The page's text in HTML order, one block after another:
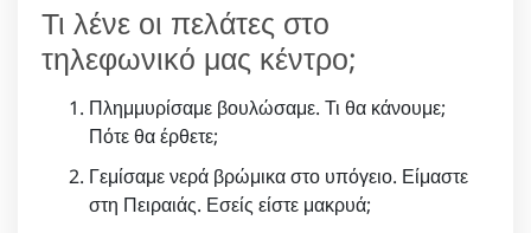
Τι λένε οι πελάτες στο
τηλεφωνικό μας κέντρο;
Πλημμυρίσαμε βουλώσαμε. Τι θα κάνουμε;
Πότε θα έρθετε;
Γεμίσαμε νερά βρώμικα στο υπόγειο. Είμαστε
στη Πειραιάς. Εσείς είστε μακρυά;